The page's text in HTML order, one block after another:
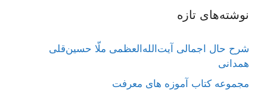
نوشته‌های تازه
شرح حال اجمالی آیت‌الله‌العظمی ملّا حسین‌قلی
همدانی
مجموعه کتاب آموزه های معرفت